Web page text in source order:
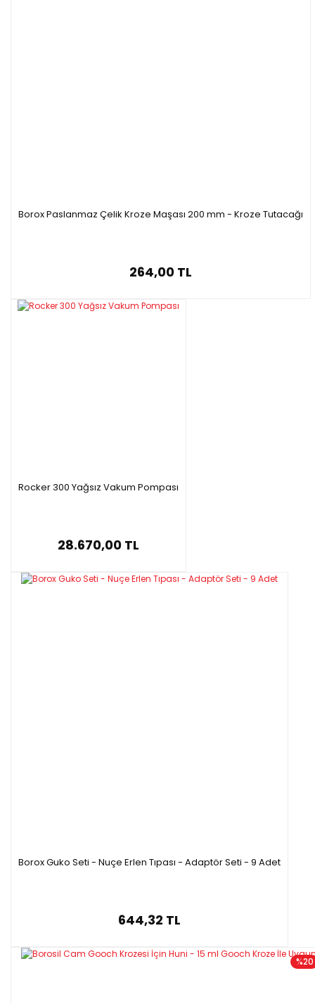
Borox Paslanmaz Çelik Kroze Maşası 200 mm - Kroze Tutacağı
264,00 TL
Rocker 300 Yağsız Vakum Pompası
28.670,00 TL
Borox Guko Seti - Nuçe Erlen Tıpası - Adaptör Seti - 9 Adet
644,32 TL
%20